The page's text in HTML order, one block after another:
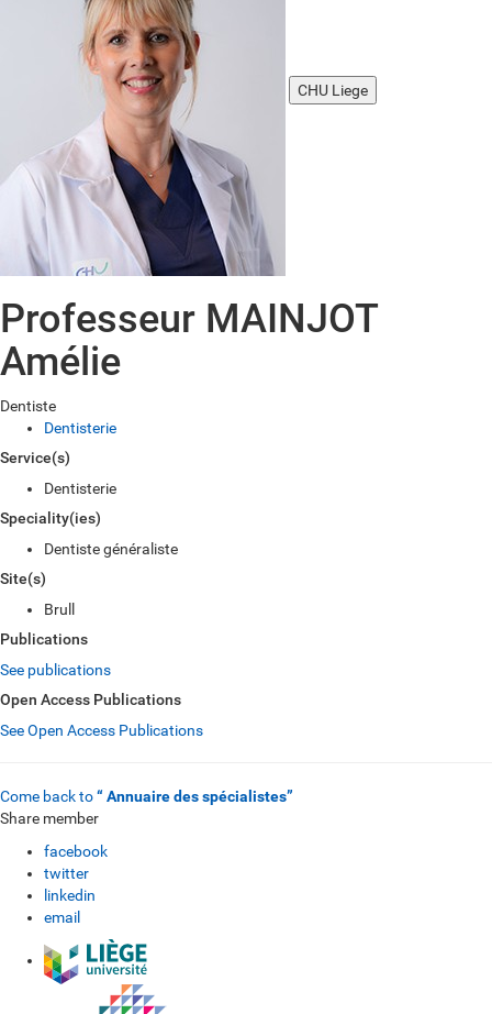
CHU Liege
Professeur MAINJOT
Amélie
Dentiste
Dentisterie
Service(s)
Dentisterie
Speciality(ies)
Dentiste généraliste
Site(s)
Brull
Publications
See publications
Open Access Publications
See Open Access Publications
Come back to“ Annuaire des spécialistes”
Share member
facebook
twitter
linkedin
email